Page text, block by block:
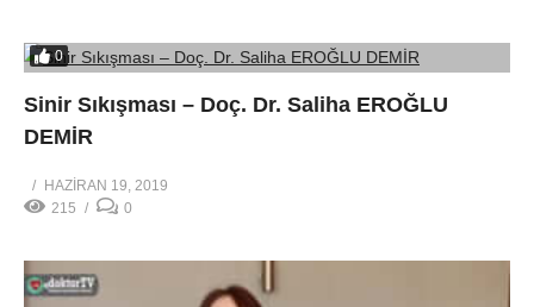
0
Sinir Sıkışması – Doç. Dr. Saliha EROĞLU
DEMİR
HAZIRAN 19, 2019
215
0